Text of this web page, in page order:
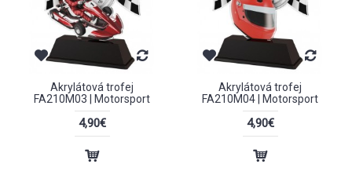
Akrylátová trofej
FA210M03 | Motorsport
4,90€
Akrylátová trofej
FA210M04 | Motorsport
4,90€